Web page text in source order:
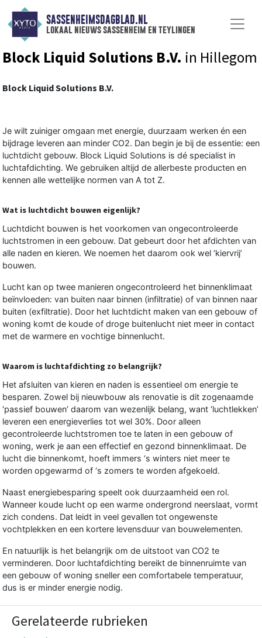
SASSENHEIMSDAGBLAD.NL
lokaal nieuws sassenheim en teylingen
Block Liquid Solutions B.V. in Hillegom
Block Liquid Solutions B.V.
Je wilt zuiniger omgaan met energie, duurzaam werken én een
bijdrage leveren aan minder CO2. Dan begin je bij de essentie: een
luchtdicht gebouw. Block Liquid Solutions is dé specialist in
luchtafdichting. We gebruiken altijd de allerbeste producten en
kennen alle wettelijke normen van A tot Z.
Wat is luchtdicht bouwen eigenlijk?
Luchtdicht bouwen is het voorkomen van ongecontroleerde
luchtstromen in een gebouw. Dat gebeurt door het afdichten van
alle naden en kieren. We noemen het daarom ook wel ‘kiervrij’
bouwen.
Lucht kan op twee manieren ongecontroleerd het binnenklimaat
beïnvloeden: van buiten naar binnen (infiltratie) of van binnen naar
buiten (exfiltratie). Door het luchtdicht maken van een gebouw of
woning komt de koude of droge buitenlucht niet meer in contact
met de warmere en vochtige binnenlucht.
Waarom is luchtafdichting zo belangrijk?
Het afsluiten van kieren en naden is essentieel om energie te
besparen. Zowel bij nieuwbouw als renovatie is dit zogenaamde
‘passief bouwen’ daarom van wezenlijk belang, want ‘luchtlekken’
leveren een energieverlies tot wel 30%. Door alleen
gecontroleerde luchtstromen toe te laten in een gebouw of
woning, werk je aan een effectief en gezond binnenklimaat. De
lucht die binnenkomt, hoeft immers ‘s winters niet meer te
worden opgewarmd of ‘s zomers te worden afgekoeld.
Naast energiebesparing speelt ook duurzaamheid een rol.
Wanneer koude lucht op een warme ondergrond neerslaat, vormt
zich condens. Dat leidt in veel gevallen tot ongewenste
vochtplekken en een kortere levensduur van bouwelementen.
En natuurlijk is het belangrijk om de uitstoot van CO2 te
verminderen. Door luchtafdichting bereikt de binnenruimte van
een gebouw of woning sneller een comfortabele temperatuur,
dus is er minder energie nodig.
Gerelateerde rubrieken